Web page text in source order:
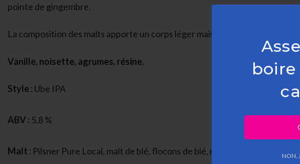
NON,
pointe de gingembre.
La composition des malts apporte un corps léger mais présent, laissant les
Vanille, noisette, agrumes, résine.
Style : Ube IPA
ABV : 5,8 %
Malt : Pilsner Pure Local, malt de blé, flocons de blé, malt d’avoine, malt